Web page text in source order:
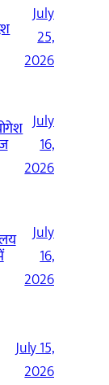
July
25,
2026
July
16,
2026
July
16,
2026
July 15,
2026